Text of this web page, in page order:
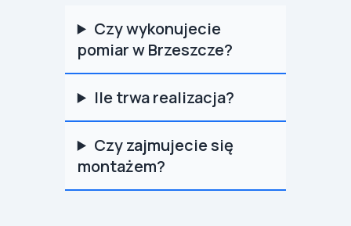
Czy wykonujecie
pomiar w Brzeszcze?
Ile trwa realizacja?
Czy zajmujecie się
montażem?